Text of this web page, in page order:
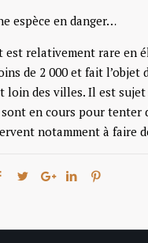
espèce en danger…
est relativement rare en
de 2 000 et fait
des villes. Il est sujet
en cours pour tenter
notamment à faire